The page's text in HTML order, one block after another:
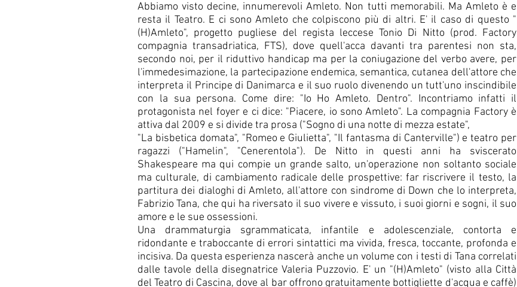
Abbiamo visto decine, innumerevoli Amleto. Non tutti memorabili. Ma Amleto è e
resta il Teatro. E ci sono Amleto che colpiscono più di altri. E' il caso di questo "
(H)Amleto", progetto pugliese del regista leccese Tonio Di Nitto (prod. Factory
compagnia transadriatica, FTS), dove quell'acca davanti tra parentesi non sta,
secondo noi, per il riduttivo handicap ma per la coniugazione del verbo avere, per
l'immedesimazione, la partecipazione endemica, semantica, cutanea dell'attore che
interpreta il Principe di Danimarca e il suo ruolo divenendo un tutt'uno inscindibile
con la sua persona. Come dire: "Io Ho Amleto. Dentro". Incontriamo infatti il
protagonista nel foyer e ci dice: "Piacere, io sono Amleto". La compagnia Factory è
attiva dal 2009 e si divide tra prosa ("Sogno di una notte di mezza estate",
"La bisbetica domata", "Romeo e Giulietta", "Il fantasma di Canterville") e teatro per
ragazzi ("Hamelin", "Cenerentola"). De Nitto in questi anni ha sviscerato
Shakespeare ma qui compie un grande salto, un'operazione non soltanto sociale
ma culturale, di cambiamento radicale delle prospettive: far riscrivere il testo, la
partitura dei dialoghi di Amleto, all'attore con sindrome di Down che lo interpreta,
Fabrizio Tana, che qui ha riversato il suo vivere e vissuto, i suoi giorni e sogni, il suo
amore e le sue ossessioni.
Una drammaturgia sgrammaticata, infantile e adolescenziale, contorta e
ridondante e traboccante di errori sintattici ma vivida, fresca, toccante, profonda e
incisiva. Da questa esperienza nascerà anche un volume con i testi di Tana correlati
dalle tavole della disegnatrice Valeria Puzzovio. E' un "(H)Amleto" (visto alla Città
del Teatro di Cascina, dove al bar offrono gratuitamente bottigliette d'acqua e caffè)